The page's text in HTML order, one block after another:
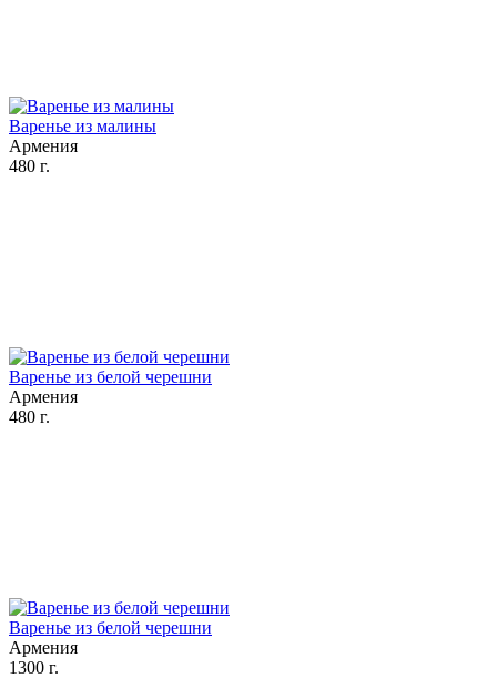
Варенье из малины
Армения
480 г.
Варенье из белой черешни
Армения
480 г.
Варенье из белой черешни
Армения
1300 г.